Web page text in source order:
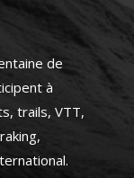
de
à
trails, VTT,